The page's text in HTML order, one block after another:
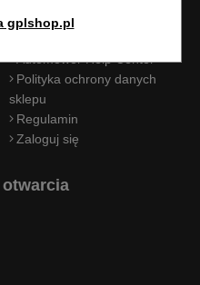
gplshop.pl
Husqvarna Katalog części
Automower Help Center
Polityka ochrony danych
sklepu
Regulamin
Zaloguj się
otwarcia